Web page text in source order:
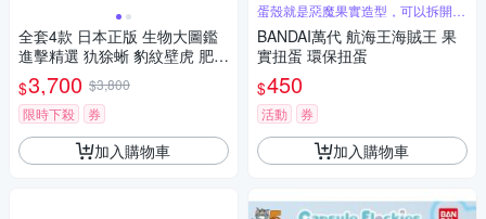
全套4款 日本正版 生物大圖鑑
進擊精選 犰狳蜥 豹紋壁虎 肥尾
守宮 扭蛋 轉蛋 動物模型 BAND
AI 萬代 - 196033
$3,700 $3,800
限時下殺
券
加入購物車
蛋殼就是惡魔果實造型，可以拆開當
展示架
BANDAI萬代 航海王海賊王 果
實扭蛋 環保扭蛋
$450
活動 券
加入購物車